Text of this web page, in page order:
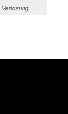
Verlosung